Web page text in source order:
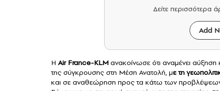
Δείτε περισσότερα
Add
Η Air France-KLM ανακοίνωσε ότι αναμένει αύξηση
της σύγκρουσης στη Μέση Ανατολή, με τη
και σε αναθεώρηση προς τα κάτω των προβλέψεων